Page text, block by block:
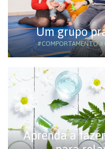
Um grupo
#COMPORTAMENTO
Aprenda a